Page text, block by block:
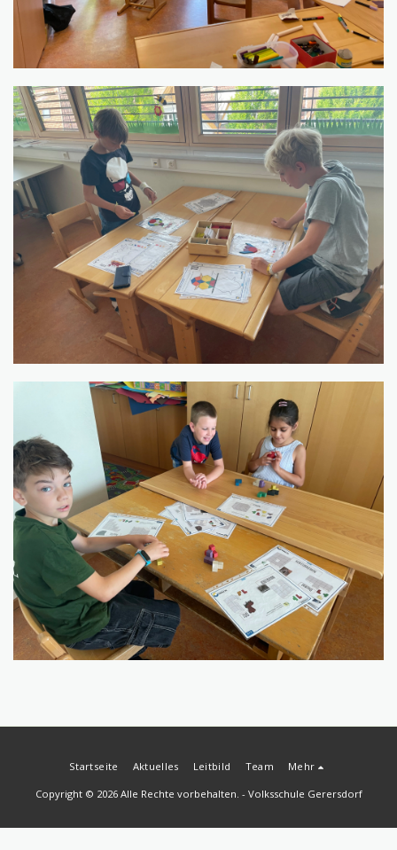
Startseite Aktuelles Leitbild Team Mehr
Copyright © 2026 Alle Rechte vorbehalten. - Volksschule Gerersdorf